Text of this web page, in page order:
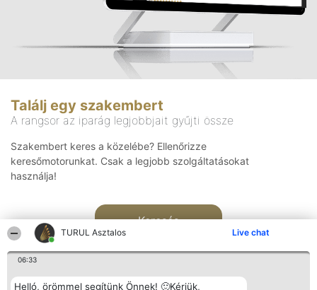
TURUL Asztalos Live chat
06:33
Helló, örömmel segítünk Önnek! 🙂Kérjük,
Találj egy szakembert
A rangsor az iparág legjobbjait gyűjti össze
Szakembert keres a közelébe? Ellenőrizze
keresőmotorunkat. Csak a legjobb szolgáltatásokat
használja!
Keresés